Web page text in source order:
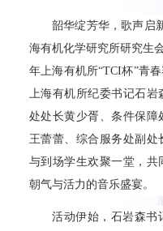
韶华绽芳华，歌声启
海有机化学研究所研究生
年上海有机所“TCI杯”青
上海有机所纪委书记石
处处长黄少胥、条件保障
王蕾蕾、综合服务处副处
与到场学生欢聚一堂，共
朝气与活力的音乐盛宴。
活动伊始，石岩森书